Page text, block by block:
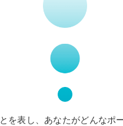
を表し、あなたがどんなポ